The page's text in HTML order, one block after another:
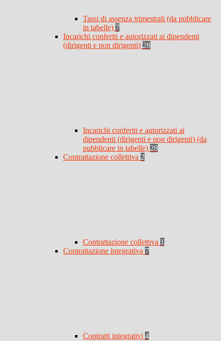
Tassi di assenza trimestrali (da pubblicare
in tabelle) 7
Incarichi conferiti e autorizzati ai dipendenti
(dirigenti e non dirigenti) 28
Incarichi conferiti e autorizzati ai
dipendenti (dirigenti e non dirigenti) (da
pubblicare in tabelle) 28
Contrattazione collettiva 2
Contrattazione collettiva 1
Contrattazione integrativa 7
Contratti integrativi 4